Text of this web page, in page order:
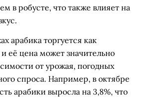
в робусте, что также влияет на
арабика торгуется как
её цена может значительно
от урожая, погодных
спроса. Например, в октябре
арабики выросла на 3,8%, что